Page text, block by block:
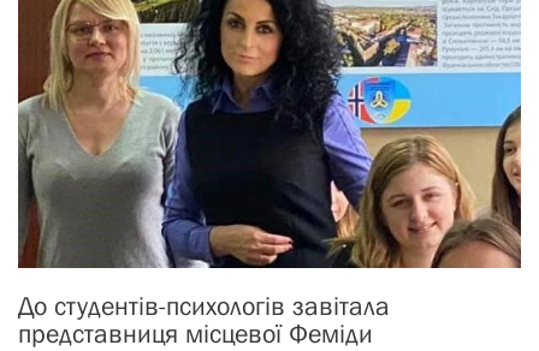
До студентів-психологів завітала
представниця місцевої Феміди